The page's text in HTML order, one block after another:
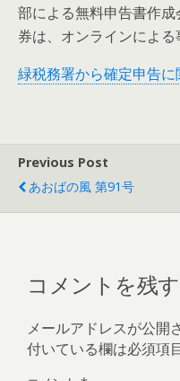
部による無料申告書作
券は、オンラインによる
緑税務署から確定申告
Previous Post
あおばの風 第91号
コメントを残す
メールアドレスが公開
付いている欄は必須項